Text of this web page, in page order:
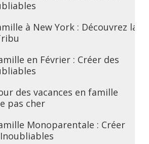
à New York : Découvrez la
en Février : Créer des
des vacances en famille
pas cher
Monoparentale : Créer